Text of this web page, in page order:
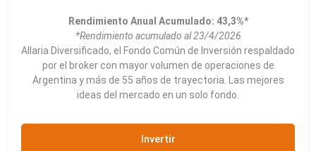
Rendimiento Anual Acumulado: 43,3%*
*Rendimiento acumulado al 23/4/2026
Allaria Diversificado, el Fondo Común de Inversión respaldado
por el broker con mayor volumen de operaciones de
Argentina y más de 55 años de trayectoria. Las mejores
ideas del mercado en un solo fondo.
Invertir